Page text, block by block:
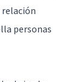
relación
personas